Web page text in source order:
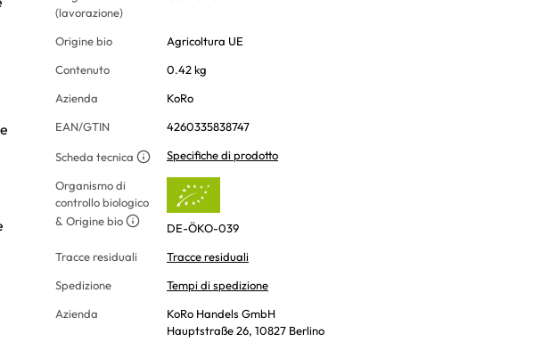
(lavorazione)
Origine bio
Agricoltura UE
Contenuto
0.42 kg
Azienda
KoRo
EAN/GTIN
4260335838747
Scheda tecnica Specifiche di prodotto
Organismo di
controllo biologico
& Origine bio
DE-ÖKO-039
Tracce residuali
Tracce residuali
Spedizione
Tempi di spedizione
Azienda
KoRo Handels GmbH
Hauptstraße 26, 10827 Berlino